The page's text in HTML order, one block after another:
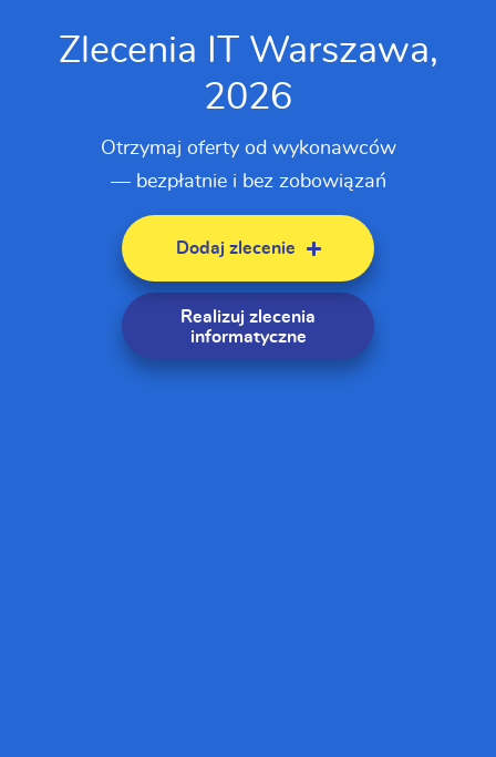
Zlecenia IT Warszawa,
2026
Otrzymaj oferty od wykonawców
— bezpłatnie i bez zobowiązań
Dodaj zlecenie
Realizuj zlecenia
informatyczne